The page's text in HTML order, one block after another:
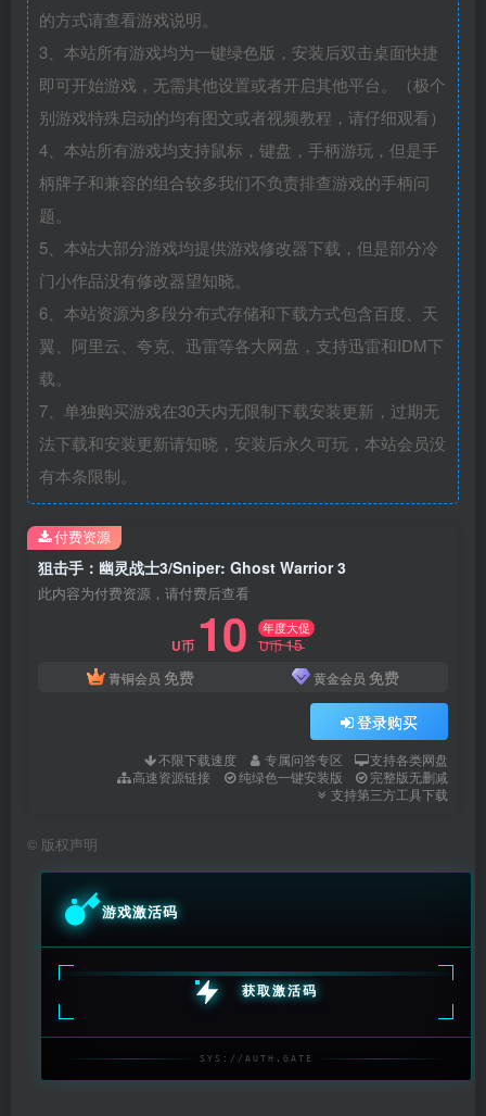
的方式请查看游戏说明。
3、本站所有游戏均为一键绿色版，安装后双击桌面快捷
即可开始游戏，无需其他设置或者开启其他平台。（极个
别游戏特殊启动的均有图文或者视频教程，请仔细观看）
4、本站所有游戏均支持鼠标，键盘，手柄游玩，但是手
柄牌子和兼容的组合较多我们不负责排查游戏的手柄问
题。
5、本站大部分游戏均提供游戏修改器下载，但是部分冷
门小作品没有修改器望知晓。
6、本站资源为多段分布式存储和下载方式包含百度、天
翼、阿里云、夸克、迅雷等各大网盘，支持迅雷和IDM下
载。
7、单独购买游戏在30天内无限制下载安装更新，过期无
法下载和安装更新请知晓，安装后永久可玩，本站会员没
有本条限制。
狙击手：幽灵战士3/Sniper: Ghost Warrior 3
此内容为付费资源，请付费后查看
U币 10 年度大促
U币15
青铜会员 免费 黄金会员 免费
登录购买
不限下载速度 专属问答专区
支持各类网盘
高速资源链接
纯绿色一键安装版
完整版无删减
支持第三方工具下载
付费资源
© 版权声明
游戏激活码
获取激活码
SYS://AUTH.GATE